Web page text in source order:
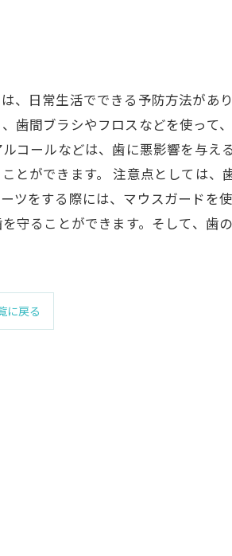
日常生活でできる予防方法があ
歯間ブラシやフロスなどを使って
コールなどは、歯に悪影響を与え
ができます。 注意点としては、
ツをする際には、マウスガードを
守ることができます。そして、歯
に戻る